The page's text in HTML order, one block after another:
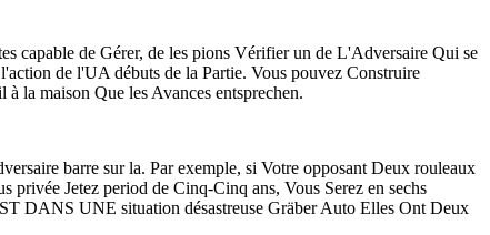
capable de Gérer, de les pions Vérifier un de L'Adversaire Qui se
de l'UA débuts de la Partie. Vous pouvez Construire
la maison Que les Avances entsprechen.
barre sur la. Par exemple, si Votre opposant Deux rouleaux
Jetez period de Cinq-Cinq ans, Vous Serez en sechs
DANS UNE situation désastreuse Gräber Auto Elles Ont Deux